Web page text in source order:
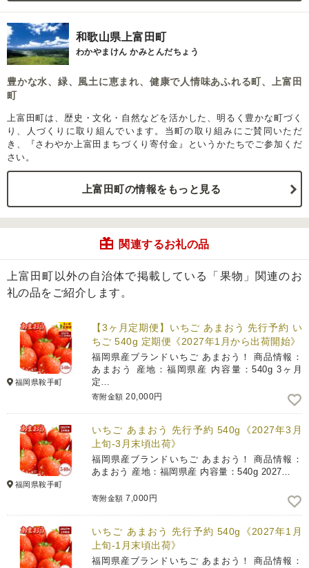
和歌山県上富田町
わかやまけん かみとんだちょう
豊かな水、緑、風土に恵まれ、健康で人情味あふれる町、上富田
町
上富田町は、歴史・文化・自然などを活かした、明るく豊かな町づく
り、人づくりに取り組んでいます。当町の取り組みにご賛同いただ
き、『さわやか上富田まちづくり寄付金』というかたちでご参加くだ
さい。
上富田町の情報をもっと見る
関連するお礼の品
上富田町以外の自治体で掲載している「果物」関連のお
礼の品をご紹介します。
福岡県鞍手町
【3ヶ月定期便】いちご あまおう 先行予約 い
ちご 540g 定期便《2027年1月から出荷開始》
福岡県産ブランドいちご あまおう！ 商品情報：
あまおう 産地：福岡県産 内容量：540g 3ヶ月
定…
寄附金額 20,000円
福岡県鞍手町
いちご あまおう 先行予約 540g《2027年3月
上旬-3月末頃出荷》
福岡県産ブランドいちご あまおう！ 商品情報：
あまおう 産地：福岡県産 内容量：540g 2027…
寄附金額 7,000円
いちご あまおう 先行予約 540g《2027年1月
上旬-1月末頃出荷》
福岡県産ブランドいちご あまおう！ 商品情報：